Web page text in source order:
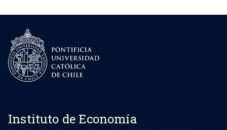
Instituto de Economía